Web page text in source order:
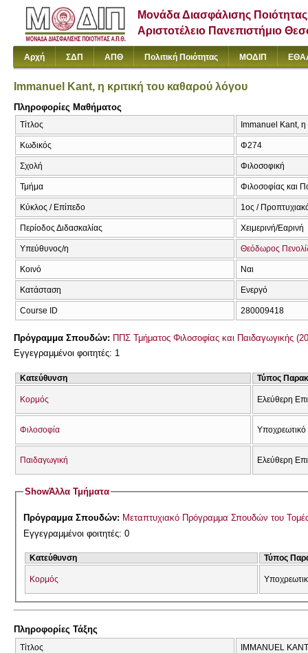
Μονάδα Διασφάλισης Ποιότητας
Αριστοτέλειο Πανεπιστήμιο
Αρχή ΣΔΠ ΑΠΘ Πολιτική Ποιότητας ΜΟΔΙΠ
Immanuel Kant, η κριτική του καθαρού λόγου
Πληροφορίες Μαθήματος
Τίτλος Immanuel Kant,
Κωδικός Φ274
Σχολή Φιλοσοφική
Τμήμα Φιλοσοφίας και
Κύκλος / Επίπεδο 1ος /
Περίοδος Διδασκαλίας Χειμερινή/Εαρινή
Υπεύθυνος/η Θεόδωρος
Κοινό Ναι
Κατάσταση Ενεργό
Course ID 280009418
Πρόγραμμα Σπουδών: ΠΠΣ Τμήματος Φιλοσοφίας και Παιδαγωγικής
Εγγεγραμμένοι φοιτητές: 1
Κατεύθυνση Τύπος
Κορμός Ελεύθερη
Φιλοσοφία
Παιδαγωγική Ελεύθερη
ShowΆλλα Τμήματα
Πρόγραμμα Σπουδών: Μεταπτυχιακό Πρόγραμμα Σπουδών του
Εγγεγραμμένοι φοιτητές: 0
Κατεύθυνση Τύπος
Κορμός
Πληροφορίες Τάξης
Τίτλος IMMANUEL